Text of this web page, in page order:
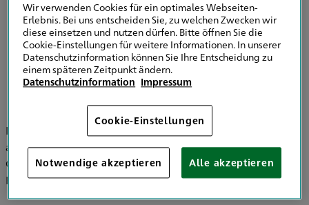
Informationen zu Strategien zur
Einbeziehung von Nachhaltigkeitsrisiken in
der Versicherungsberatung
Im Bereich der Versicherungsvermittlung werden
ausschließlich die HDI Versicherung AG, HDI Global SE, HDI
Global Specialty SE, HDI Lebensversicherung AG, HDI
Pensionsfonds AG, HDI Pensionskasse AG
Wir verwenden Cookies für ein optimales Webseiten-
Erlebnis. Bei uns entscheiden Sie, zu welchen Zwecken wir
diese einsetzen und nutzen dürfen. Bitte öffnen Sie die
Cookie-Einstellungen für weitere Informationen. In unserer
Datenschutzinformation können Sie Ihre Entscheidung zu
einem späteren Zeitpunkt ändern.
Datenschutzinformation Impressum
Cookie-Einstellungen
Notwendige akzeptieren Alle akzeptieren